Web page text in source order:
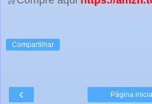
Compartilhar
‹ Página inicial